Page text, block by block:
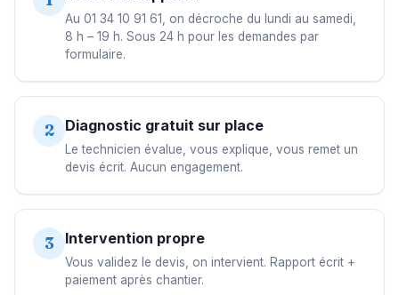
Au 01 34 10 91 61, on décroche du lundi au samedi,
8 h – 19 h. Sous 24 h pour les demandes par
formulaire.
2 Diagnostic gratuit sur place
Le technicien évalue, vous explique, vous remet un
devis écrit. Aucun engagement.
3 Intervention propre
Vous validez le devis, on intervient. Rapport écrit +
paiement après chantier.